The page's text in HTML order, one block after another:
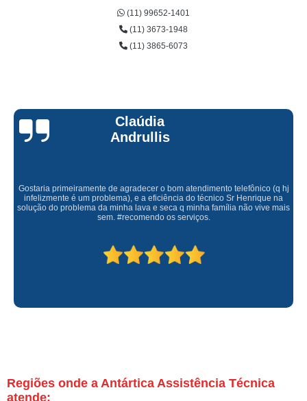
(11) 99652-1401
(11) 3673-1948
(11) 3865-6073
Claúdia
Andrullis
Gostaria primeiramente de agradecer o bom atendimento telefônico (q hj
infelizmente é um problema), e a eficiência do técnico Sr Henrique na
solução do problema da minha lava e seca q minha família não vive mais
sem. #recomendo os serviços.
Regiões onde a Antártica Assistência Técnica
atende: